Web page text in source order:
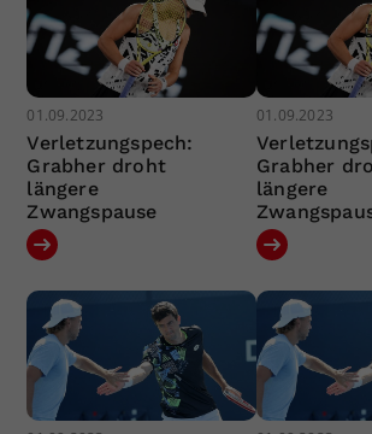
01.09.2023
Verletzungspech:
Grabher droht
längere
Zwangspause
01.09.2023
Grabher
längere